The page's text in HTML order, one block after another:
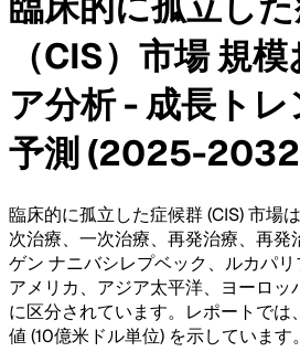
（CIS）市場 規
ア分析 - 成長ト
予測 (2025-
臨床的に孤立した症候群 (CIS) 市場
次治療、一次治療、再発治療、再発
ゲン ナニバシレプベック、ルカパ
アメリカ、アジア太平洋、ヨーロッ
に区分されています。レポートでは
値 (10億米ドル単位) を示しています。